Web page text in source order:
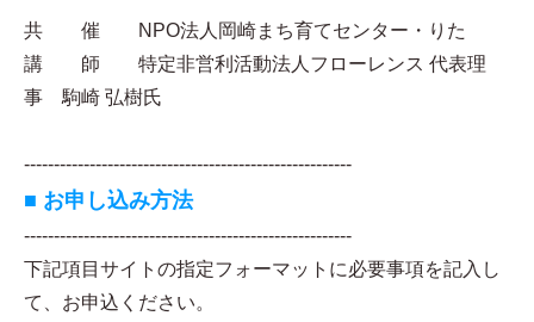
共 催 NPO法人岡崎まち育てセンター・りた
講 師 特定非営利活動法人フローレンス 代表理
事 駒崎 弘樹氏
-------------------------------------------------------
■ お申し込み方法
-------------------------------------------------------
下記項目サイトの指定フォーマットに必要事項を記入し
て、お申込ください。